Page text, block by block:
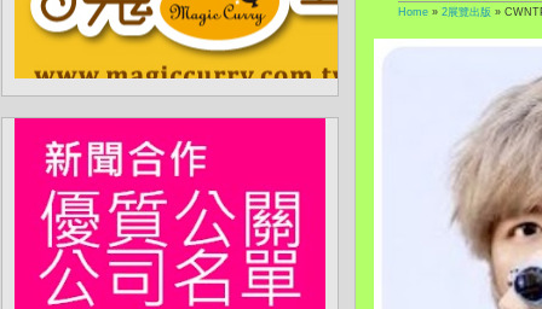
Home » 2展覽出版 »